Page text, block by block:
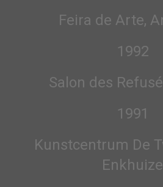
Feira de Arte,
1992
Salon des
1991
Kunstcentrum De